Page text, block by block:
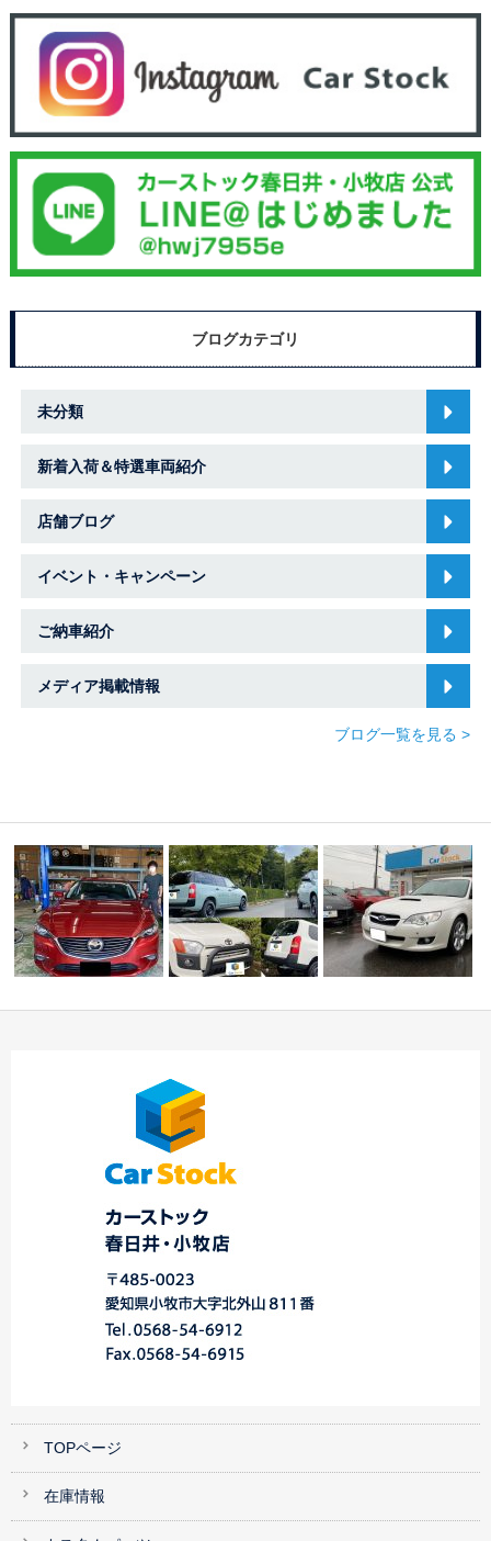
ブログカテゴリ
未分類
新着入荷＆特選車両紹介
店舗ブログ
イベント・キャンペーン
ご納車紹介
メディア掲載情報
ブログ一覧を見る >
ッ…
TOPページ
在庫情報